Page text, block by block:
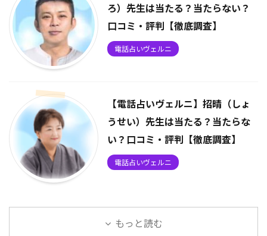
ろ）先生は当たる？当たらない？
口コミ・評判【徹底調査】
電話占いヴェルニ
【電話占いヴェルニ】招晴（しょ
うせい）先生は当たる？当たらな
い？口コミ・評判【徹底調査】
電話占いヴェルニ
もっと読む